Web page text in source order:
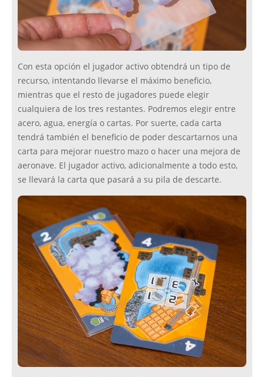
Con esta opción el jugador activo obtendrá un tipo de
recurso, intentando llevarse el máximo beneficio,
mientras que el resto de jugadores puede elegir
cualquiera de los tres restantes. Podremos elegir entre
acero, agua, energía o cartas. Por suerte, cada carta
tendrá también el beneficio de poder descartarnos una
carta para mejorar nuestro mazo o hacer una mejora de
aeronave. El jugador activo, adicionalmente a todo esto,
se llevará la carta que pasará a su pila de descarte.